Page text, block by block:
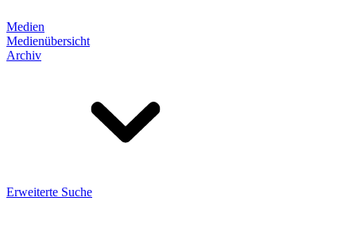
Medien
Medienübersicht
Archiv
Erweiterte Suche